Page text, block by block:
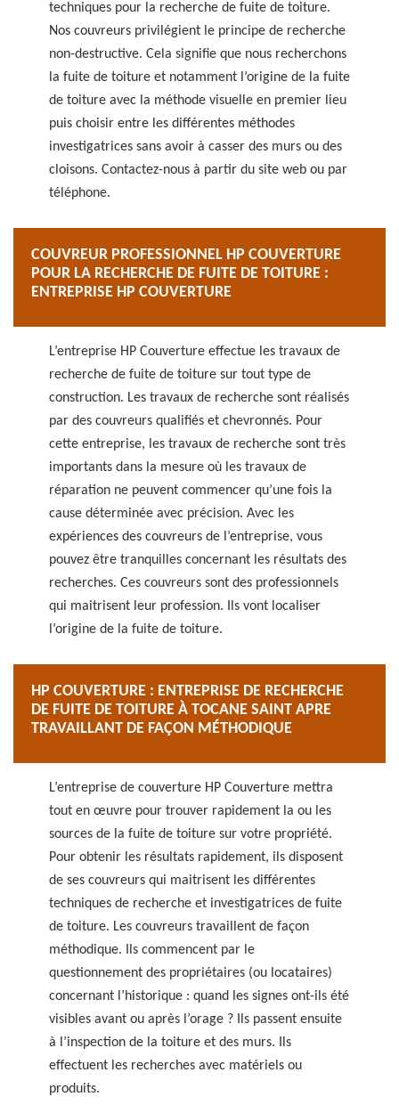
techniques pour la recherche de fuite de toiture.
Nos couvreurs privilégient le principe de recherche
non-destructive. Cela signifie que nous recherchons
la fuite de toiture et notamment l’origine de la fuite
de toiture avec la méthode visuelle en premier lieu
puis choisir entre les différentes méthodes
investigatrices sans avoir à casser des murs ou des
cloisons. Contactez-nous à partir du site web ou par
téléphone.
COUVREUR PROFESSIONNEL HP COUVERTURE
POUR LA RECHERCHE DE FUITE DE TOITURE :
ENTREPRISE HP COUVERTURE
L’entreprise HP Couverture effectue les travaux de
recherche de fuite de toiture sur tout type de
construction. Les travaux de recherche sont réalisés
par des couvreurs qualifiés et chevronnés. Pour
cette entreprise, les travaux de recherche sont très
importants dans la mesure où les travaux de
réparation ne peuvent commencer qu’une fois la
cause déterminée avec précision. Avec les
expériences des couvreurs de l’entreprise, vous
pouvez être tranquilles concernant les résultats des
recherches. Ces couvreurs sont des professionnels
qui maitrisent leur profession. Ils vont localiser
l’origine de la fuite de toiture.
HP COUVERTURE : ENTREPRISE DE RECHERCHE
DE FUITE DE TOITURE À TOCANE SAINT APRE
TRAVAILLANT DE FAÇON MÉTHODIQUE
L’entreprise de couverture HP Couverture mettra
tout en œuvre pour trouver rapidement la ou les
sources de la fuite de toiture sur votre propriété.
Pour obtenir les résultats rapidement, ils disposent
de ses couvreurs qui maitrisent les différentes
techniques de recherche et investigatrices de fuite
de toiture. Les couvreurs travaillent de façon
méthodique. Ils commencent par le
questionnement des propriétaires (ou locataires)
concernant l’historique : quand les signes ont-ils été
visibles avant ou après l’orage ? Ils passent ensuite
à l’inspection de la toiture et des murs. Ils
effectuent les recherches avec matériels ou
produits.